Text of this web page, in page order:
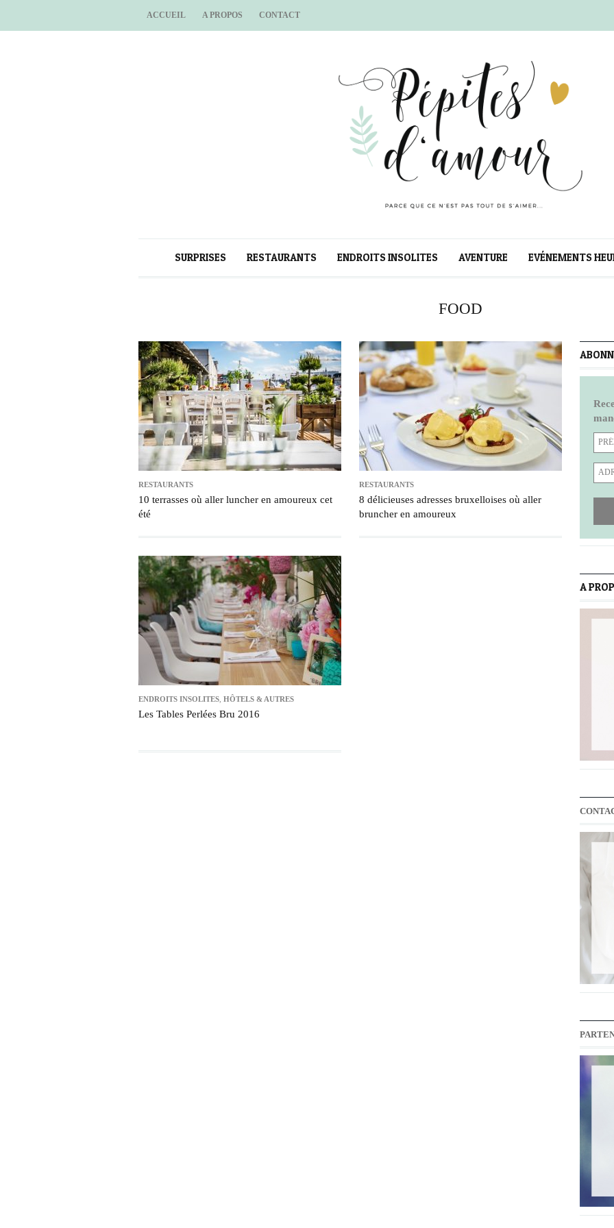
ACCUEIL A PROPOS CONTACT
SURPRISES RESTAURANTS ENDROITS INSOLITES AVENTURE EVÉNEMENTS
FOOD
RESTAURANTS
10 terrasses où aller luncher en amoureux cet
été
RESTAURANTS
8 délicieuses adresses bruxelloises où aller
bruncher en amoureux
ENDROITS INSOLITES HÔTELS & AUTRES
Les Tables Perlées Bru 2016
A